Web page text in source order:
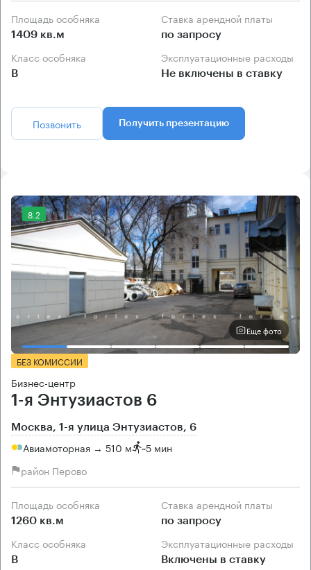
Площадь особняка
1409 кв.м
Ставка арендной платы
по запросу
Класс особняка
B
Эксплуатационные расходы
Не включены в ставку
Позвонить Получить презентацию
8.2
Еще фото
БЕЗ КОМИССИИ
Бизнес-центр
1-я Энтузиастов 6
Москва, 1-я улица Энтузиастов, 6
Авиамоторная → 510 м ~5 мин
район Перово
Площадь особняка
1260 кв.м
Ставка арендной платы
по запросу
Класс особняка
B
Эксплуатационные расходы
Включены в ставку